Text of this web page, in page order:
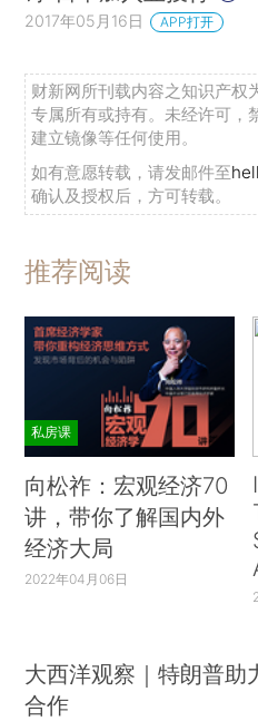
2017年05月16日 APP打开
财新网所刊载内容之知识产权
专属所有或持有。未经许可，
建立镜像等任何使用。
如有意愿转载，请发邮件至
确认及授权后，方可转载。
推荐阅读
私房课
向松祚：宏观经济70
讲，带你了解国内外
经济大局
2022年04月06日
大西洋观察｜特朗普助
合作